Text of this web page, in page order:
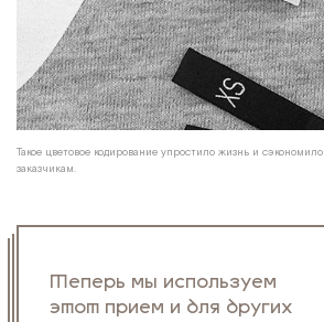
Такое цветовое кодирование упростило жизнь и
заказчикам.
Теперь мы используем
этот прием и для других